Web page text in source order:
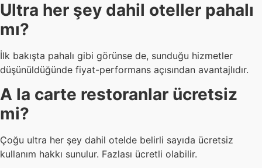
Ultra her şey dahil oteller pahalı
mı?
İlk bakışta pahalı gibi görünse de, sunduğu hizmetler
düşünüldüğünde fiyat-performans açısından avantajlıdır.
A la carte restoranlar ücretsiz
mi?
Çoğu ultra her şey dahil otelde belirli sayıda ücretsiz
kullanım hakkı sunulur. Fazlası ücretli olabilir.